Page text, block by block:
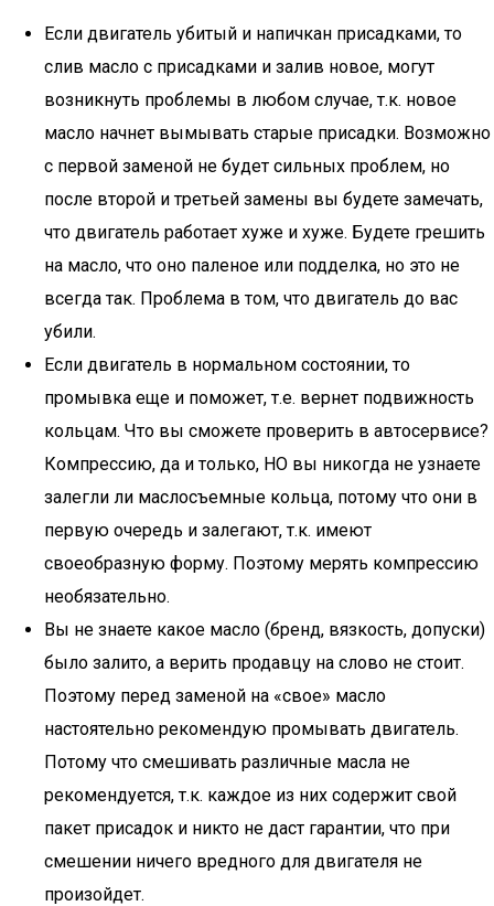
Если двигатель убитый и напичкан присадками, то
слив масло с присадками и залив новое, могут
возникнуть проблемы в любом случае, т.к. новое
масло начнет вымывать старые присадки. Возможно
с первой заменой не будет сильных проблем, но
после второй и третьей замены вы будете замечать,
что двигатель работает хуже и хуже. Будете грешить
на масло, что оно паленое или подделка, но это не
всегда так. Проблема в том, что двигатель до вас
убили.
Если двигатель в нормальном состоянии, то
промывка еще и поможет, т.е. вернет подвижность
кольцам. Что вы сможете проверить в автосервисе?
Компрессию, да и только, НО вы никогда не узнаете
залегли ли маслосъемные кольца, потому что они в
первую очередь и залегают, т.к. имеют
своеобразную форму. Поэтому мерять компрессию
необязательно.
Вы не знаете какое масло (бренд, вязкость, допуски)
было залито, а верить продавцу на слово не стоит.
Поэтому перед заменой на «свое» масло
настоятельно рекомендую промывать двигатель.
Потому что смешивать различные масла не
рекомендуется, т.к. каждое из них содержит свой
пакет присадок и никто не даст гарантии, что при
смешении ничего вредного для двигателя не
произойдет.